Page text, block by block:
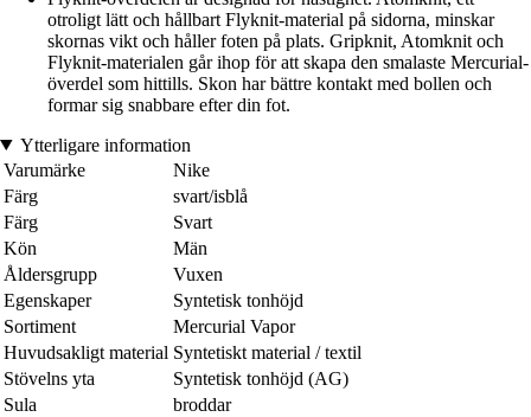
otroligt lätt och hållbart Flyknit-material på sidorna, minskar
skornas vikt och håller foten på plats. Gripknit, Atomknit och
Flyknit-materialen går ihop för att skapa den smalaste Mercurial-
överdel som hittills. Skon har bättre kontakt med bollen och
formar sig snabbare efter din fot.
Ytterligare information
Varumärke
Nike
Färg
svart/isblå
Färg
Svart
Kön
Män
Åldersgrupp
Vuxen
Egenskaper
Syntetisk tonhöjd
Sortiment
Mercurial Vapor
Huvudsakligt material Syntetiskt material / textil
Stövelns yta
Syntetisk tonhöjd (AG)
Sula
broddar